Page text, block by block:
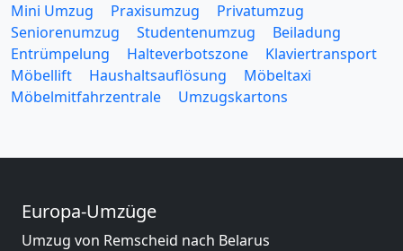
Mini Umzug
Praxisumzug
Privatumzug
Seniorenumzug
Studentenumzug
Beiladung
Entrümpelung
Halteverbotszone
Klaviertransport
Möbellift
Haushaltsauflösung
Möbeltaxi
Möbelmitfahrzentrale
Umzugskartons
Europa-Umzüge
Umzug von Remscheid nach Belarus